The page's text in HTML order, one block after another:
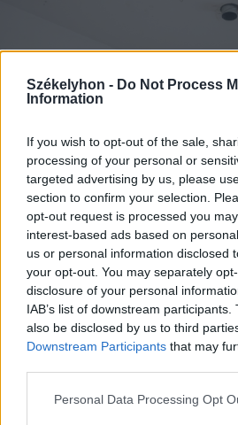
Székelyhon - Do Not Process
Information
If you wish to opt-out of the sale,
processing of your personal or
targeted advertising by us, please
section to confirm your selection.
opt-out request is processed you
interest-based ads based on
us or personal information disclosed
your opt-out. You may separately
disclosure of your personal
IAB’s list of downstream
also be disclosed by us to third
Downstream Participants that may
Personal Data Processing Opt
Az új szellőző rendszer a
FOTÓ: BORBÉLY FANNI
Márton Árpád
nevéhez a
műhelye is megújul, ide
vissza a város neves
befejezik a kivitelezést.
Modern és
Az 1957–1960 között